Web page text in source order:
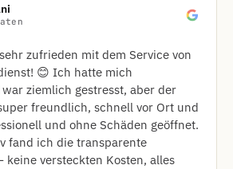
zufrieden mit dem Service von
😊 Ich hatte mich
ziemlich gestresst, aber der
freundlich, schnell vor Ort und
und ohne Schäden geöffnet.
fand ich die transparente
keine versteckten Kosten, alles